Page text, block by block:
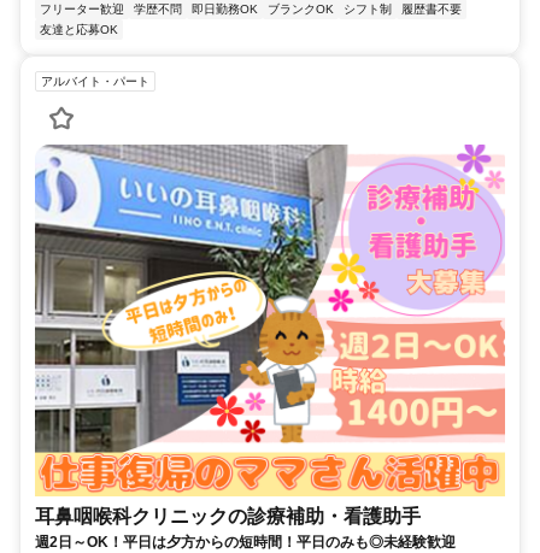
フリーター歓迎 学歴不問 即日勤務OK ブランクOK シフト制
履歴書不要
友達と応募OK
アルバイト・パート
耳鼻咽喉科クリニックの診療補助・看護助手
週2日～OK！平日は夕方からの短時間！平日のみも◎未経験歓迎